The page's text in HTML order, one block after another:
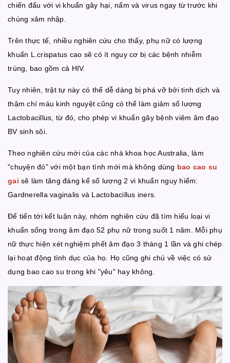
chiến đấu với vi khuẩn gây hại, nấm và virus ngay từ trước khi
chúng xâm nhập.
Trên thực tế, nhiều nghiên cứu cho thấy, phụ nữ có lượng
khuẩn L.crispatus cao sẽ có ít nguy cơ bị các bệnh nhiễm
trùng, bao gồm cả HIV.
Tuy nhiên, trật tự này có thể dễ dàng bị phá vỡ bởi tinh dịch và
thậm chí máu kinh nguyệt cũng có thể làm giảm số lượng
Lactobacillus, từ đó, cho phép vi khuẩn gây bệnh viêm âm đạo
BV sinh sôi.
Theo nghiên cứu mới của các nhà khoa học Australia, làm
"chuyện đó" với một bạn tình mới mà không dùng bao cao su
gai sẽ làm tăng đáng kể số lượng 2 vi khuẩn nguy hiểm:
Gardnerella vaginalis và Lactobacillus iners.
Để tiến tới kết luận này, nhóm nghiên cứu đã tìm hiểu loại vi
khuẩn sống trong âm đạo 52 phụ nữ trong suốt 1 năm. Mỗi phụ
nữ thực hiện xét nghiệm phết âm đạo 3 tháng 1 lần và ghi chép
lại hoạt động tình dục của họ. Họ cũng ghi chú về việc có sử
dụng bao cao su trong khi "yêu" hay không.